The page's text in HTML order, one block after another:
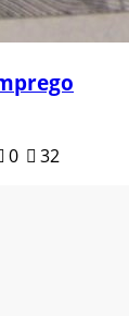
0 32